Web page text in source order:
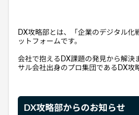
DX攻略部とは、「企業のデジタル
ットフォームです。
会社で抱えるDX課題の発見から解決
サル会社出身のプロ集団であるDX攻
DX攻略部からのお知らせ